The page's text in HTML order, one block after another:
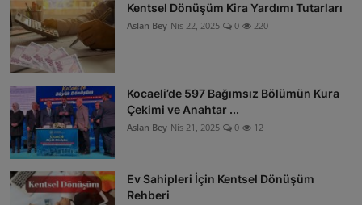
Kentsel Dönüşüm Kira Yardımı Tutarları
Aslan Bey Nis 22, 2025 0 220
Kocaeli’de 597 Bağımsız Bölümün Kura
Çekimi ve Anahtar ...
Aslan Bey Nis 21, 2025 0 12
Ev Sahipleri İçin Kentsel Dönüşüm
Rehberi